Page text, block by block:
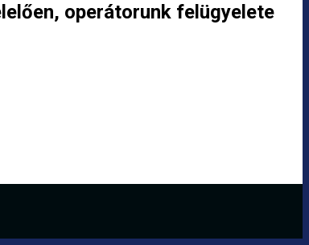
operátorunk felügyelete